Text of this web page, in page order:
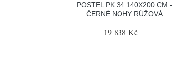
POSTEL PK 34 140X200 CM -
ČERNÉ NOHY RŮŽOVÁ
19 838 Kč